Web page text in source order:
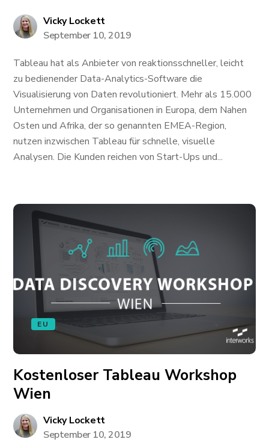
Vicky Lockett
September 10, 2019
Tableau hat als Anbieter von reaktionsschneller, leicht
zu bedienender Data-Analytics-Software die
Visualisierung von Daten revolutioniert. Mehr als 15.000
Unternehmen und Organisationen in Europa, dem Nahen
Osten und Afrika, der so genannten EMEA-Region,
nutzen inzwischen Tableau für schnelle, visuelle
Analysen. Die Kunden reichen von Start-Ups und...
EU
Kostenloser Tableau Workshop
Wien
Vicky Lockett
September 10, 2019